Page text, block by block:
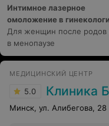
Интимное лазерное
омоложение в
Для женщин после родов
в менопаузе
МЕДИЦИНСКИЙ ЦЕНТР
5.0 Клиника
Минск, ул. Алибегова, 28